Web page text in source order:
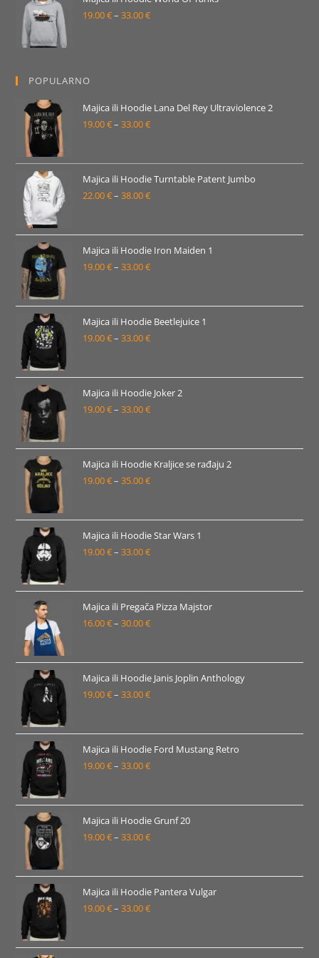
do
19.00€– 33.00€Raspon
33.00 €
POPULARNO
Majica ili Hoodie Lana Del Rey Ultraviolence 2
19.00€– 33.00€Raspon
19.00 €
do
Majica ili Hoodie Turntable Patent Jumbo
22.00€– 38.00€Raspon
22.00 €
do
Majica ili Hoodie Iron Maiden 1
19.00€– 33.00€Raspon
19.00 €
do
Majica ili Hoodie Beetlejuice 1
19.00€– 33.00€Raspon
19.00 €
do
Majica ili Hoodie Joker 2
19.00€– 33.00€Raspon
19.00 €
do
Majica ili Hoodie Kraljice se rađaju 2
19.00€– 35.00€Raspon
19.00 €
do
Majica ili Hoodie Star Wars 1
19.00€– 33.00€Raspon
19.00 €
do
Majica ili Pregača Pizza Majstor
16.00€– 30.00€Raspon
16.00 €
do
Majica ili Hoodie Janis Joplin Anthology
19.00€– 33.00€Raspon
19.00 €
do
Majica ili Hoodie Ford Mustang Retro
19.00€– 33.00€Raspon
19.00 €
do
Majica ili Hoodie Grunf 20
19.00€– 33.00€Raspon
19.00 €
do
Majica ili Hoodie Pantera Vulgar
19.00€– 33.00€Raspon